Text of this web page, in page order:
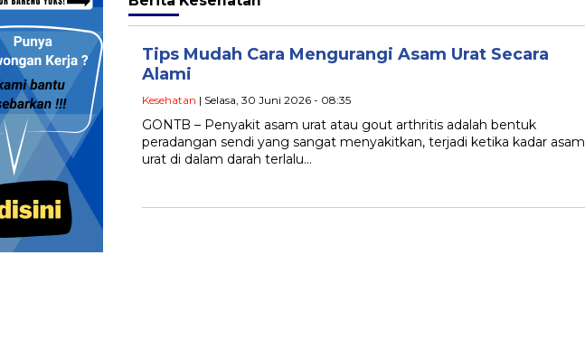
Tips Mudah Cara Mengurangi Asam Urat Secara
Alami
Kesehatan | Selasa, 30 Juni 2026 - 08:35
GONTB – Penyakit asam urat atau gout arthritis adalah bentuk
peradangan sendi yang sangat menyakitkan, terjadi ketika kadar asam
urat di dalam darah terlalu…